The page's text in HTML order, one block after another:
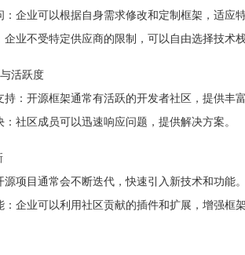
企业可以根据自身需求修改和定制框架，适应
业不受特定供应商的限制，可以自由选择技术栈
活跃度
持：开源框架通常有活跃的开发者社区，提供丰
社区成员可以迅速响应问题，提供解决方案。
项目通常会不断迭代，快速引入新技术和功能。
：企业可以利用社区贡献的插件和扩展，增强框架